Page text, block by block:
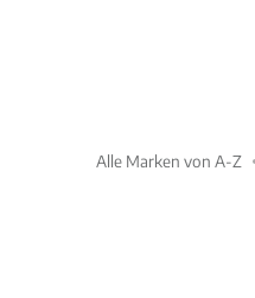
Alle Marken von A-Z